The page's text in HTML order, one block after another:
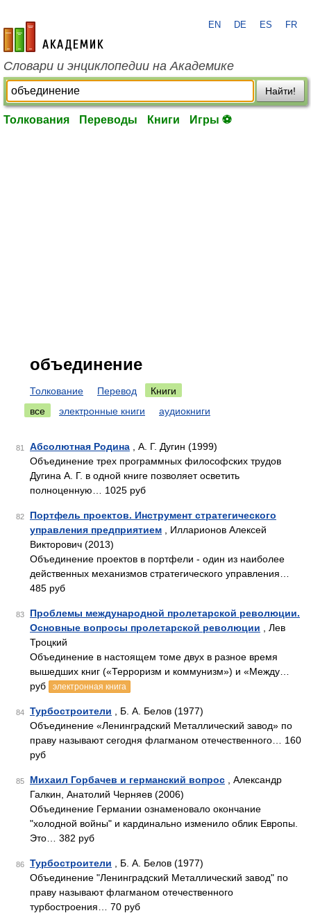
academic.ru
EN DE ES FR
Словари и энциклопедии на Академике
Найти!
Толкования Переводы Книги Игры ⚽
объединение
Толкование Перевод
Книги
все
электронные книги аудиокниги
81 Абсолютная Родина , А. Г. Дугин (1999)
Объединение трех программных философских трудов
Дугина А. Г. в одной книге позволяет осветить
полноценную… 1025 руб
82
Портфель проектов. Инструмент стратегического
управления предприятием , Илларионов Алексей
Викторович (2013)
Объединение проектов в портфели - один из наиболее
действенных механизмов стратегического управления…
485 руб
83
Проблемы международной пролетарской революции.
Основные вопросы пролетарской революции , Лев
Троцкий
Объединение в настоящем томе двух в разное время
вышедших книг («Терроризм и коммунизм») и «Между…
руб
электронная книга
84 Турбостроители , Б. А. Белов (1977)
Объединение «Ленинградский Металлический завод» по
праву называют сегодня флагманом отечественного… 160
руб
85 Михаил Горбачев и германский вопрос , Александр
Галкин, Анатолий Черняев (2006)
Объединение Германии ознаменовало окончание
"холодной войны" и кардинально изменило облик Европы.
Это… 382 руб
86 Турбостроители , Б. А. Белов (1977)
Объединение "Ленинградский Металлический завод" по
праву называют флагманом отечественного
турбостроения… 70 руб